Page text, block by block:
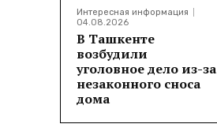
Интересная информация
04.08.2026
В Ташкенте
возбудили
уголовное дело из-за
незаконного сноса
дома